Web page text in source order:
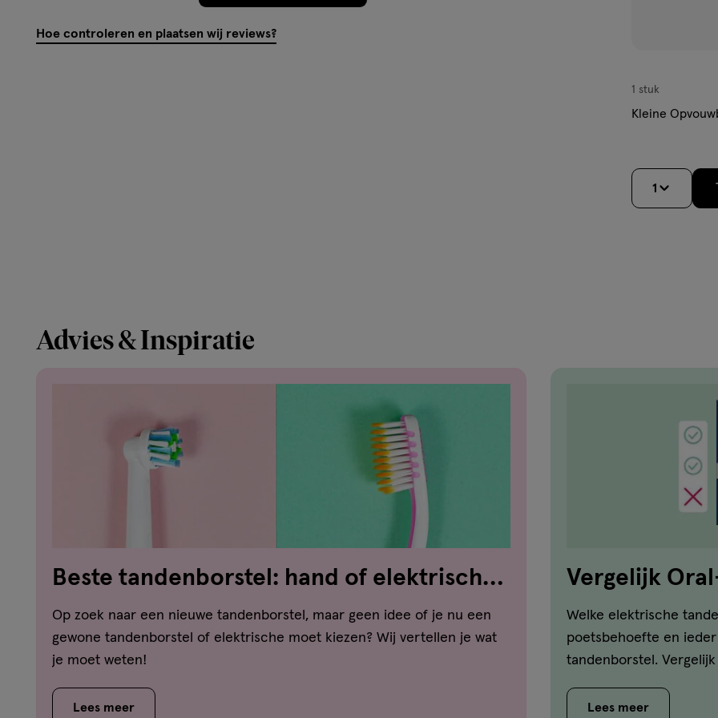
Hoe controleren en plaatsen wij reviews?
1 stuk
Kleine
1
Advies & Inspiratie
Beste tandenborstel: hand of elektrisch?
Wij vergelijken ze!
Op zoek naar een nieuwe tandenborstel, maar geen idee of je nu een
gewone tandenborstel of elektrische moet kiezen? Wij vertellen je wat
je moet weten!
Lees meer
Vergelijk
Welke elektrische
poetsbehoefte en
tandenborstel.
Lees meer